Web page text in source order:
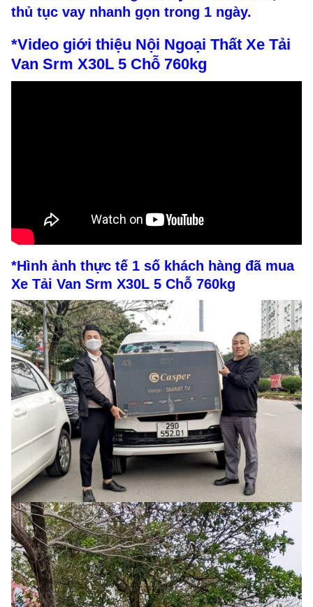
thủ tục vay nhanh gọn trong 1 ngày.
*Video giới thiệu Nội Ngoại Thất Xe Tải
Van Srm X30L 5 Chỗ 760kg
*Hình ảnh thực tế 1 số khách hàng đã mua
Xe Tải Van Srm X30L 5 Chỗ 760kg